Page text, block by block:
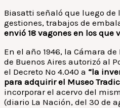
Biasatti señaló que luego
gestiones, trabajos de
envió 18 vagones en los que
En el año 1946, la Cámara
de Buenos Aires autorizó al
el Decreto Nº 4.040 a “la
para adquirir el Museo
incorporar el acervo del
(diario La Nación, del 30 de